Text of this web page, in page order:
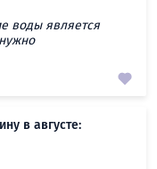
воды является
в августе: